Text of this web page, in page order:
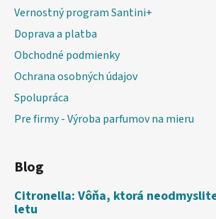
Vernostný program Santini+
Doprava a platba
Obchodné podmienky
Ochrana osobných údajov
Spolupráca
Pre firmy - Výroba parfumov na mieru
Blog
Citronella: Vôňa, ktorá
letu